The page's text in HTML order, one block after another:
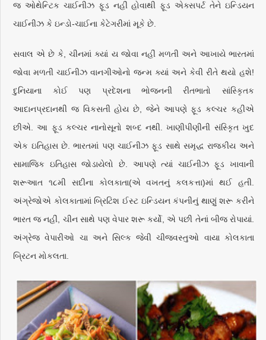
જ ઓથેન્ટિક ચાઈનીઝ ફૂડ નહીં હોવાથી ફૂડ એક્સપર્ટ તેને ઇન્ડિયન
ચાઈનીઝ કે ઇન્ડો-ચાઈના કેટેગરીમાં મૂકે છે.
સવાલ એ છે કે, ચીનમાં ક્યાં ય જોવા નહીં મળતી અને આખાયે ભારતમાં
જોવા મળતી ચાઈનીઝ વાનગીઓનો જન્મ ક્યાં અને કેવી રીતે થયો હશે!
દુનિયાના કોઈ પણ પ્રદેશના ભોજનની રીતભાતો સાંસ્કૃિતક
આદાનપ્રદાનથી જ વિકસતી હોય છે, જેને આપણે ફૂડ કલ્ચર કહીએ
છીએ. આ ફૂડ કલ્ચર નાનોસૂનો શબ્દ નથી. ખાણીપીણીની સંસ્કૃિત ખુદ
એક ઇતિહાસ છે. ભારતમાં પણ ચાઈનીઝ ફૂડ સાથે સમૃદ્ધ રાજકીય અને
સામાજિક ઇતિહાસ જોડાયેલો છે. આપણે ત્યાં ચાઈનીઝ ફૂડ ખાવાની
શરૂઆત ૧૮મી સદીના કોલકાતા(એ વખતનું કલકત્તા)માં થઈ હતી.
અંગ્રેજોએ કોલકાતામાં બ્રિટિશ ઈસ્ટ ઇન્ડિયન કંપનીનું થાણું શરૂ કરીને
ભારત જ નહીં, ચીન સાથે પણ વેપાર શરૂ કર્યો, એ પછી તેનાં બીજ રોપાયાં.
અંગ્રેજ વેપારીઓ ચા અને સિલ્ક જેવી ચીજવસ્તુઓ વાયા કોલકાતા
બ્રિટન મોકલતા.